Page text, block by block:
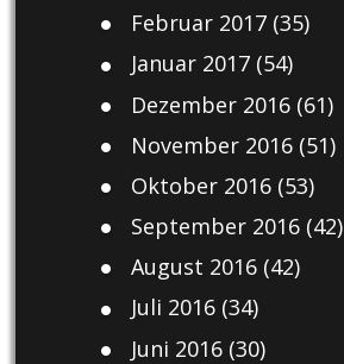
Februar 2017(35)
Januar 2017(54)
Dezember 2016(61)
November 2016(51)
Oktober 2016(53)
September 2016(42)
August 2016(42)
Juli 2016(34)
Juni 2016(30)